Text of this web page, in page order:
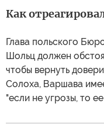
Как
Глава польского
Шольц должен
чтобы вернуть
Солоха, Варшава
"если не угрозы, то